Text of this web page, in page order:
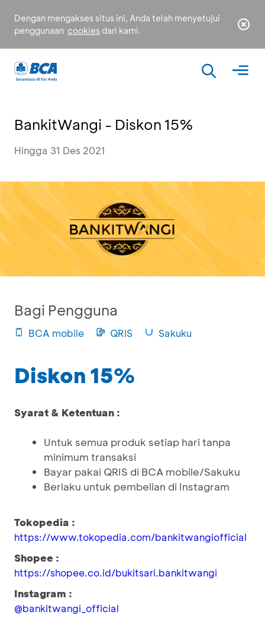
Dengan mengakses situs ini, Anda telah menyetujui
penggunaan cookies dari kami.
BankitWangi - Diskon 15%
Hingga 31 Des 2021
Bagi Pengguna
BCA mobile QRIS Sakuku
Diskon 15%
Syarat & Ketentuan :
Untuk semua produk setiap hari tanpa
minimum transaksi
Bayar pakai QRIS di BCA mobile/Sakuku
Berlaku untuk pembelian di Instagram
Tokopedia :
https://www.tokopedia.com/bankitwangiofficial
Shopee :
https://shopee.co.id/bukitsari.bankitwangi
Instagram :
@bankitwangi_official